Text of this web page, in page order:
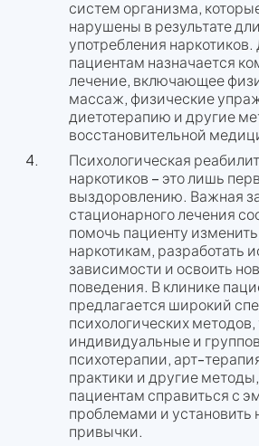
систем организма,
нарушены в результате
употребления наркотиков.
пациентам назначается
лечение, включающее
массаж, физические
диетотерапию и другие
восстановительной
Психологическая
наркотиков – это лишь
выздоровлению. Важная
стационарного лечения
помочь пациенту
наркотикам, разработать
зависимости и освоить
поведения. В клинике
предлагается широкий
психологических методов,
индивидуальные и
психотерапии, арт-
практики и другие
пациентам справиться с
проблемами и установить
привычки.